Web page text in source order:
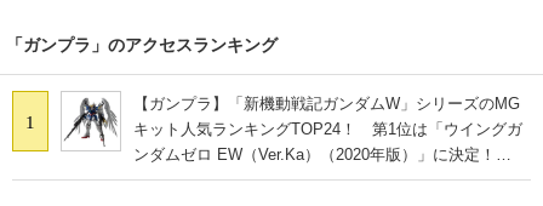
「ガンプラ」のアクセスランキング
1
【ガンプラ】「新機動戦記ガンダムW」シリーズのMG
キット人気ランキングTOP24！ 第1位は「ウイングガ
ンダムゼロ EW（Ver.Ka）（2020年版）」に決定！
【2021年最新投票結果】